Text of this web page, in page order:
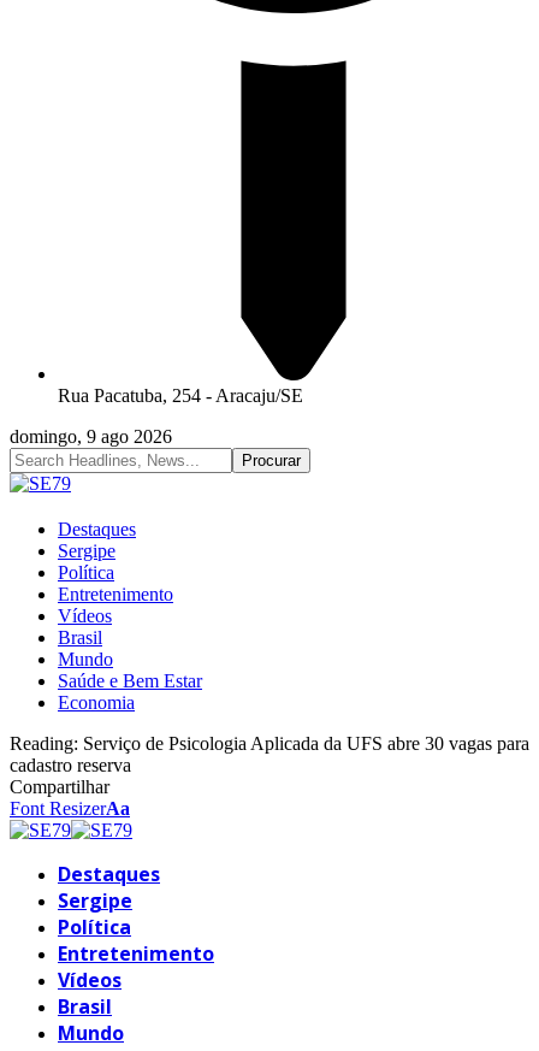
Rua Pacatuba, 254 - Aracaju/SE
domingo, 9 ago 2026
Destaques
Sergipe
Política
Entretenimento
Vídeos
Brasil
Mundo
Saúde e Bem Estar
Economia
Reading: Serviço de Psicologia Aplicada da UFS abre 30 vagas para
cadastro reserva
Compartilhar
Font ResizerAa
Destaques
Sergipe
Política
Entretenimento
Vídeos
Brasil
Mundo